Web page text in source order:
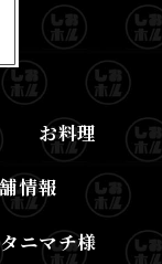
お料理
情報
タニマチ様